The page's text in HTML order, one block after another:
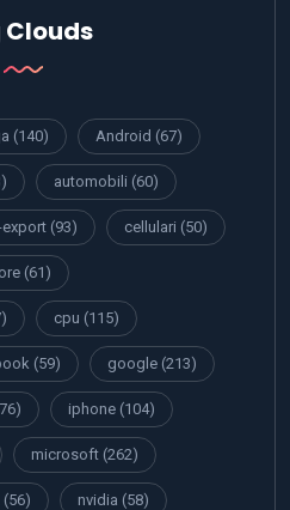
Clouds
(140) Android (67)
automobili (60)
(93) cellulari (50)
(61)
cpu (115)
(59) google (213)
iphone (104)
microsoft (262)
(56) nvidia (58)